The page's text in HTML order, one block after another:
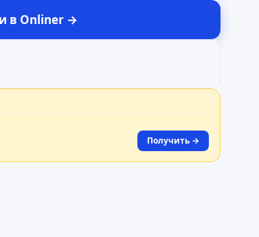
в Onliner →
Получить →